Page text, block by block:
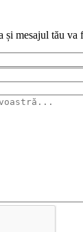
mesajul tău